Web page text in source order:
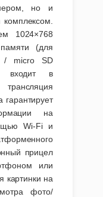
но и
1024×768
(для
/ micro SD
входит в
на
Wi-Fi и
прицел
или
картинки на
фото/